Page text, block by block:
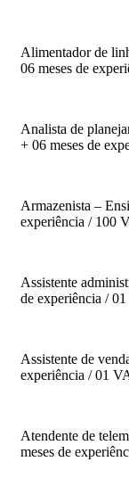
Alimentador de
06 meses de
Analista de
+ 06 meses de
Armazenista –
experiência / 100
Assistente
de experiência /
Assistente de
experiência / 01
Atendente de
meses de